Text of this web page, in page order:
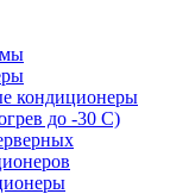
кондиционеры
до -30 C)